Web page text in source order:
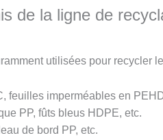
de la ligne de
utilisées pour
feuilles imperméables en
PP, fûts bleus HDPE, etc.
de bord PP, etc.